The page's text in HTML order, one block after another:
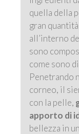
quella della
gran
all’interno
sono
come sono
Penetrando
corneo, il
con la pelle,
apporto di
bellezza in